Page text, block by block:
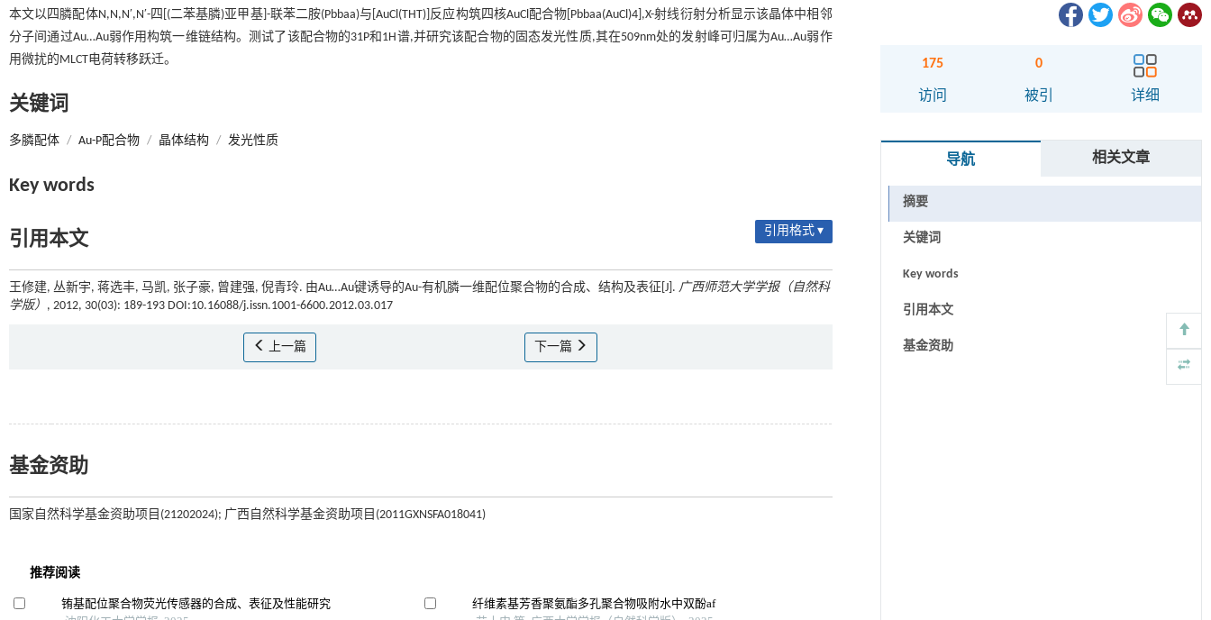
本文以四膦配体N,N,N′,N′-四[(二苯基膦)亚甲基]-联苯二胺(Pbbaa)与[AuCl(THT)]反应构筑四核AuCl配合物[Pbbaa(AuCl)4],X-射线衍射分析显示该晶体中相邻
分子间通过Au…Au弱作用构筑一维链结构。测试了该配合物的31P和1H谱,并研究该配合物的固态发光性质,其在509nm处的发射峰可归属为Au…Au弱作
用微扰的MLCT电荷转移跃迁。
关键词
多膦配体 / Au-P配合物 / 晶体结构 / 发光性质
Key words
引用本文 引用格式 ▾
王修建, 丛新宇, 蒋选丰, 马凯, 张子豪, 曾建强, 倪青玲. 由Au…Au键诱导的Au-有机膦一维配位聚合物的合成、结构及表征[J]. 广西师范大学学报（自然科
学版） , 2012, 30(03): 189-193 DOI:10.16088/j.issn.1001-6600.2012.03.017
上一篇 下一篇
基金资助
国家自然科学基金资助项目(21202024); 广西自然科学基金资助项目(2011GXNSFA018041)
175
访问
0
被引 详细
导航 相关文章
摘要
关键词
Key words
引用本文
基金资助